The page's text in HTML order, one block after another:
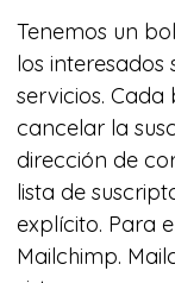
Tenemos un
los
servicios.
cancelar la
dirección de
lista de
explícito. Para
Mailchimp.